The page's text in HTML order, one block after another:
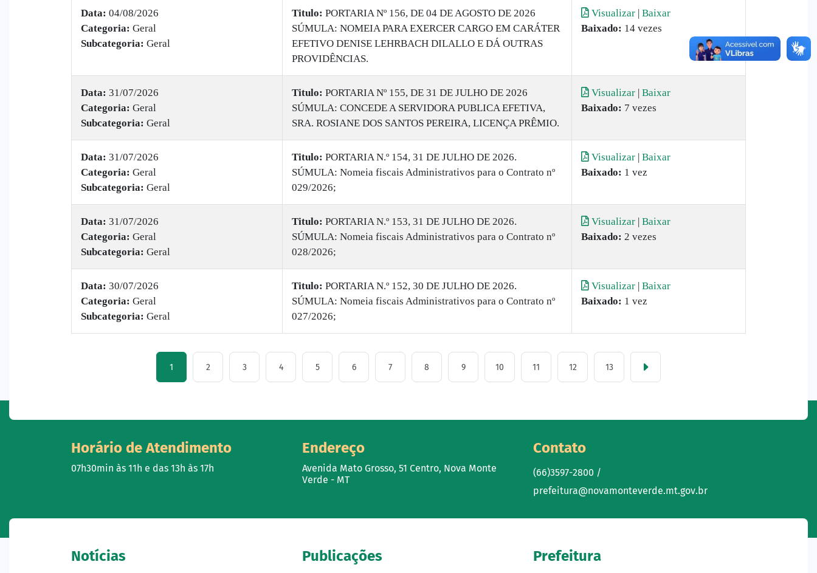
Data: 04/08/2026
Categoria: Geral
Subcategoria: Geral
Titulo: PORTARIA Nº 156, DE 04 DE AGOSTO DE 2026
SÚMULA: NOMEIA PARA EXERCER CARGO EM CARÁTER
EFETIVO DENISE LEHRBACH DILALLO E DÁ OUTRAS
PROVIDÊNCIAS.
Visualizar | Baixar
Baixado: 14 vezes
Data: 31/07/2026
Categoria: Geral
Subcategoria: Geral
Titulo: PORTARIA Nº 155, DE 31 DE JULHO DE 2026
SÚMULA: CONCEDE A SERVIDORA PUBLICA EFETIVA,
SRA. ROSIANE DOS SANTOS PEREIRA, LICENÇA PRÊMIO.
Visualizar | Baixar
Baixado: 7 vezes
Data: 31/07/2026
Categoria: Geral
Subcategoria: Geral
Titulo: PORTARIA N.º 154, 31 DE JULHO DE 2026.
SÚMULA: Nomeia fiscais Administrativos para o Contrato nº
029/2026;
Visualizar | Baixar
Baixado: 1 vez
Data: 31/07/2026
Categoria: Geral
Subcategoria: Geral
Titulo: PORTARIA N.º 153, 31 DE JULHO DE 2026.
SÚMULA: Nomeia fiscais Administrativos para o Contrato nº
028/2026;
Visualizar | Baixar
Baixado: 2 vezes
Data: 30/07/2026
Categoria: Geral
Subcategoria: Geral
Titulo: PORTARIA N.º 152, 30 DE JULHO DE 2026.
SÚMULA: Nomeia fiscais Administrativos para o Contrato nº
027/2026;
Visualizar | Baixar
Baixado: 1 vez
1 2 3 4 5 6 7 8 9 10 11 12 13
Horário de Atendimento
07h30min às 11h e das 13h às 17h
Endereço
Avenida Mato Grosso, 51 Centro, Nova Monte
Verde - MT
Contato
(66)3597-2800 /
prefeitura@novamonteverde.mt.gov.br
Notícias
Publicações Prefeitura